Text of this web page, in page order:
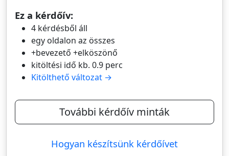
Ez a kérdőív:
4 kérdésből áll
egy oldalon az összes
+bevezető +elköszönő
kitöltési idő kb. 0.9 perc
Kitölthető változat →
További kérdőív minták
Hogyan készítsünk kérdőívet